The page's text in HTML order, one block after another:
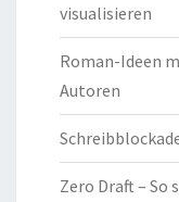
visualisieren
Roman-Ideen
Autoren
Zero Draft – So